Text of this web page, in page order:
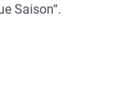
Saison“.